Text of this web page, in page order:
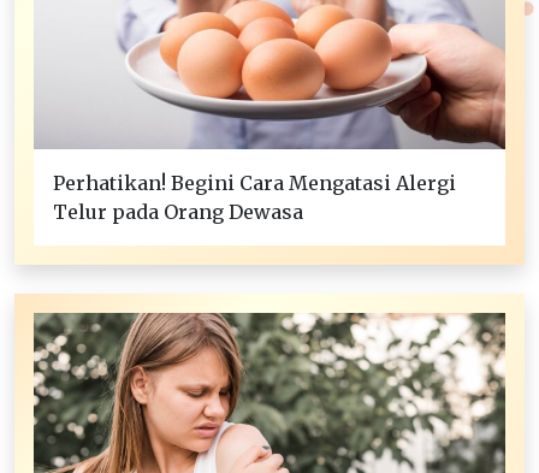
Perhatikan! Begini Cara Mengatasi Alergi
Telur pada Orang Dewasa